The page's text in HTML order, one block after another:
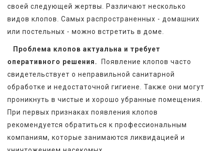
своей следующей жертвы. Различают несколько
видов клопов. Самых распространенных - домашних
или постельных - можно встретить в доме.
Проблема клопов актуальна и требует
оперативного решения.
Появление клопов часто
свидетельствует о неправильной санитарной
обработке и недостаточной гигиене. Также они могут
проникнуть в чистые и хорошо убранные помещения.
При первых признаках появления клопов
рекомендуется обратиться к профессиональным
компаниям, которые занимаются ликвидацией и